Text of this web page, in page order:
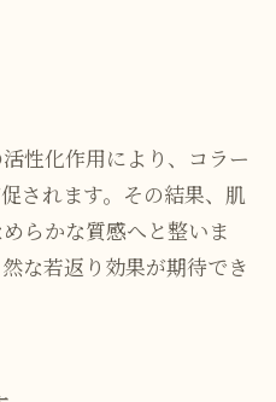
性化作用により、コラー
されます。その結果、肌
らかな質感へと整いま
な若返り効果が期待でき